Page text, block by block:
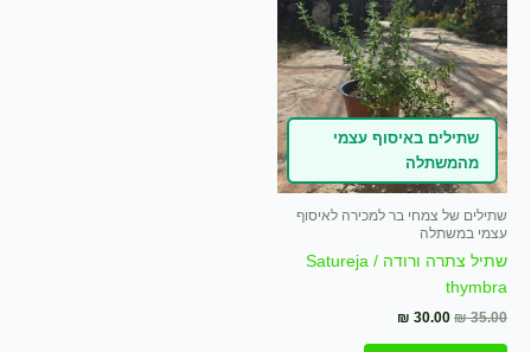
שתילים באיסוף עצמי
מהמשתלה
שתילים של צמחי בר למכירה לאיסוף
עצמי במשתלה
שתיל צתרה ורודה / Satureja
thymbra
₪35.00
היה:
₪ 35.00.
₪ 30.00
הוא:
₪ 30.00.